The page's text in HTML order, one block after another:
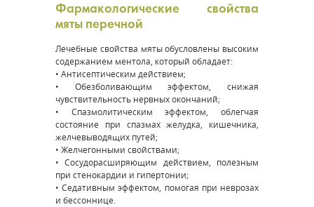
Фармакологические свойства
мяты перечной
Лечебные свойства мяты обусловлены высоким
содержанием ментола, который обладает:
• Антисептическим действием;
• Обезболивающим эффектом, снижая
чувствительность нервных окончаний;
• Спазмолитическим эффектом, облегчая
состояние при спазмах желудка, кишечника,
желчевыводящих путей;
• Желчегонными свойствами;
• Сосудорасширяющим действием, полезным
при стенокардии и гипертонии;
• Седативным эффектом, помогая при неврозах
и бессоннице.